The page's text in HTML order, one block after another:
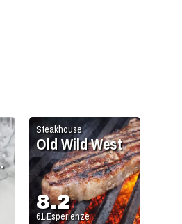
Steakhouse
Old Wild West
8.2
61Esperienze